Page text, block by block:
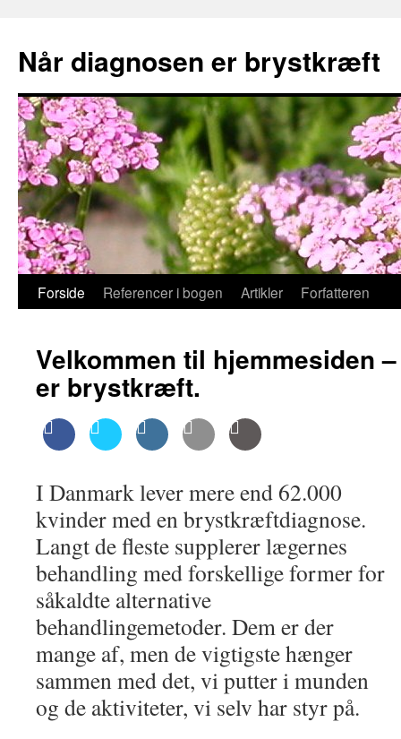
Når diagnosen er brystkræft
Hop
indhold
Forside Referencer i bogen Artikler Forfatteren
Velkommen til hjemmesiden
er brystkræft.
I Danmark lever mere end 62.000
kvinder med en brystkræftdiagnose.
Langt de fleste supplerer lægernes
behandling med forskellige former for
såkaldte alternative
behandlingemetoder. Dem er der
mange af, men de vigtigste hænger
sammen med det, vi putter i munden
og de aktiviteter, vi selv har styr på.